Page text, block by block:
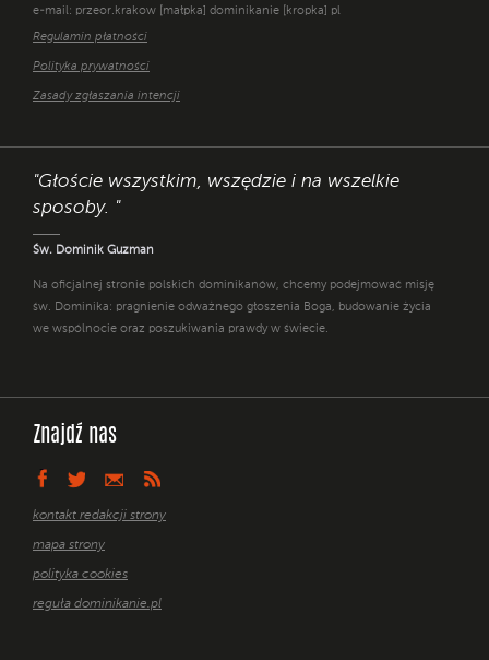
e-mail: przeor.krakow [małpka] dominikanie [kropka] pl
Regulamin płatności
Polityka prywatności
Zasady zgłaszania intencji
"Głoście wszystkim, wszędzie i na wszelkie
sposoby. "
Św. Dominik Guzman
Na oficjalnej stronie polskich dominikanów, chcemy podejmować misję
św. Dominika: pragnienie odważnego głoszenia Boga, budowanie życia
we wspólnocie oraz poszukiwania prawdy w świecie.
Znajdź nas
kontakt redakcji strony
mapa strony
polityka cookies
reguła dominikanie.pl